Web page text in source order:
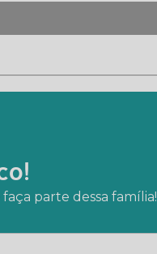
parte dessa família!